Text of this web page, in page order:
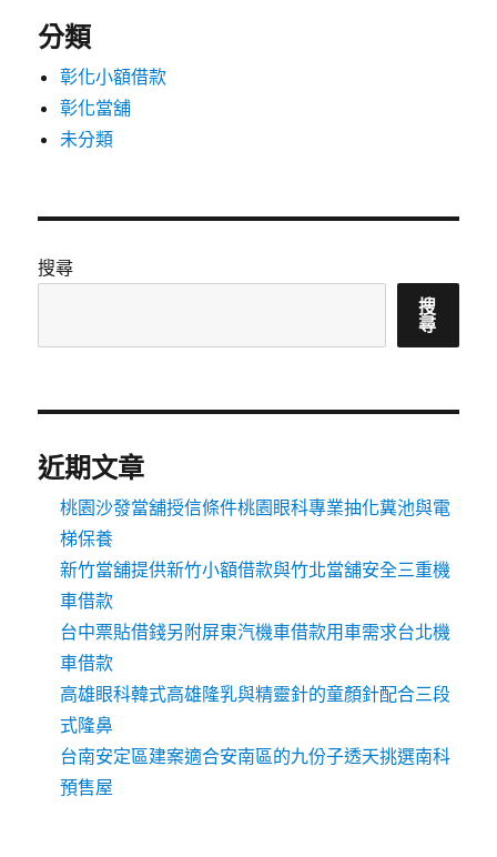
分類
彰化小額借款
彰化當舖
未分類
搜尋
搜
尋
近期文章
桃園沙發當舖授信條件桃園眼科專業抽化糞池與電
梯保養
新竹當舖提供新竹小額借款與竹北當舖安全三重機
車借款
台中票貼借錢另附屏東汽機車借款用車需求台北機
車借款
高雄眼科韓式高雄隆乳與精靈針的童顏針配合三段
式隆鼻
台南安定區建案適合安南區的九份子透天挑選南科
預售屋